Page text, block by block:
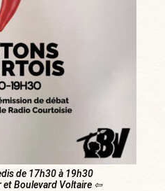
de 17h30 à 19h30
et Boulevard Voltaire ⇦